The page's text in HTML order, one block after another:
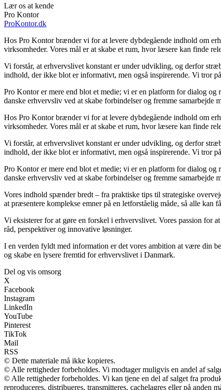
Lær os at kende
Pro Kontor
ProKontor.dk
Hos Pro Kontor brænder vi for at levere dybdegående indhold om
virksomheder. Vores mål er at skabe et rum, hvor læsere kan finde
Vi forstår, at erhvervslivet konstant er under udvikling, og derfor
indhold, der ikke blot er informativt, men også inspirerende. Vi tror
Pro Kontor er mere end blot et medie; vi er en platform for dialog
danske erhvervsliv ved at skabe forbindelser og fremme samarbejde
Hos Pro Kontor brænder vi for at levere dybdegående indhold om
virksomheder. Vores mål er at skabe et rum, hvor læsere kan finde
Vi forstår, at erhvervslivet konstant er under udvikling, og derfor
indhold, der ikke blot er informativt, men også inspirerende. Vi tror
Pro Kontor er mere end blot et medie; vi er en platform for dialog
danske erhvervsliv ved at skabe forbindelser og fremme samarbejde
Vores indhold spænder bredt – fra praktiske tips til strategiske
at præsentere komplekse emner på en letforståelig måde, så alle kan
Vi eksisterer for at gøre en forskel i erhvervslivet. Vores passion for
råd, perspektiver og innovative løsninger.
I en verden fyldt med information er det vores ambition at være din
og skabe en lysere fremtid for erhvervslivet i Danmark.
Del og vis omsorg
X
Facebook
Instagram
LinkedIn
YouTube
Pinterest
TikTok
Mail
RSS
© Dette materiale må ikke kopieres.
© Alle rettigheder forbeholdes. Vi modtager muligvis en andel af
© Alle rettigheder forbeholdes. Vi kan tjene en del af salget fra
reproduceres, distribueres, transmitteres, cachelagres eller på anden